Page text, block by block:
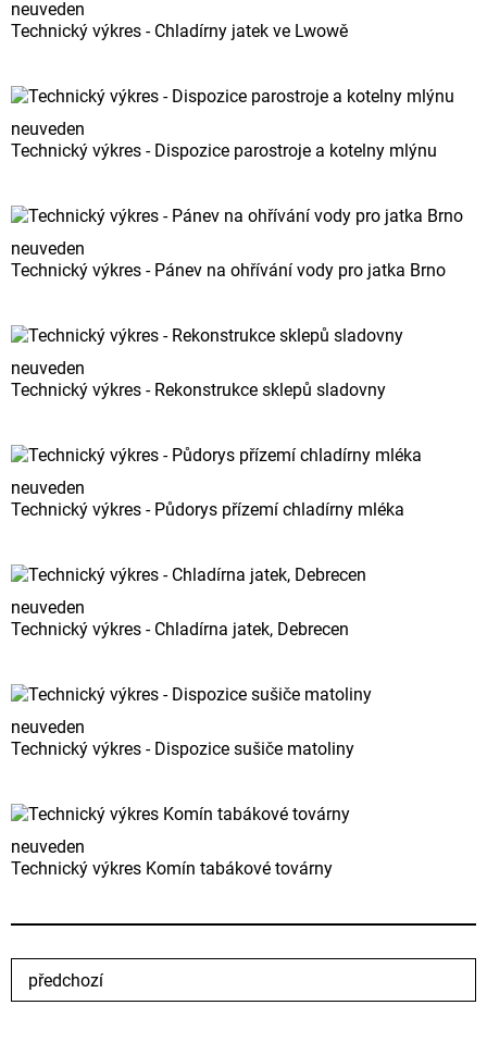
neuveden
Technický výkres - Chladírny jatek ve Lwowě
neuveden
Technický výkres - Dispozice parostroje a kotelny mlýnu
neuveden
Technický výkres - Pánev na ohřívání vody pro jatka Brno
neuveden
Technický výkres - Rekonstrukce sklepů sladovny
neuveden
Technický výkres - Půdorys přízemí chladírny mléka
neuveden
Technický výkres - Chladírna jatek, Debrecen
neuveden
Technický výkres - Dispozice sušiče matoliny
neuveden
Technický výkres Komín tabákové továrny
předchozí